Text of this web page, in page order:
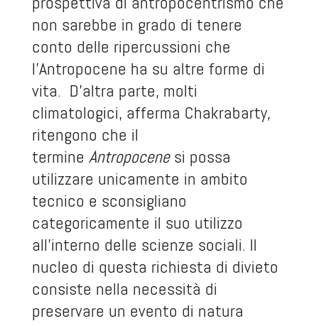
non sarebbe in grado di tenere
conto delle ripercussioni che
l’Antropocene ha su altre forme di
vita. D’altra parte, molti
climatologici, afferma Chakrabarty,
ritengono che il
termine Antropocenesi possa
utilizzare unicamente in ambito
tecnico e sconsigliano
categoricamente il suo utilizzo
all’interno delle scienze sociali. Il
nucleo di questa richiesta di divieto
consiste nella necessità di
preservare un evento di natura